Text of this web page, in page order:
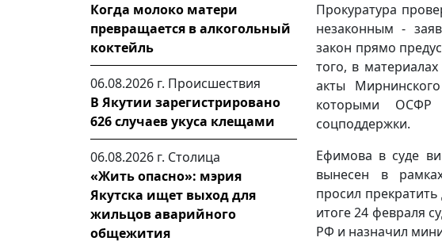
Когда молоко матери
превращается в алкогольный
коктейль
06.08.2026 г. Происшествия
В Якутии зарегистрировано
626 случаев укуса клещами
06.08.2026 г. Столица
«Жить опасно»: мэрия
Якутска ищет выход для
жильцов аварийного
общежития
Прокуратура
незаконным -
закон прямо
того, в
акты
которыми ОСФР
соцподдержки.
Ефимова в суде
вынесен в
просил
итоге 24 февраля
РФ и назначил